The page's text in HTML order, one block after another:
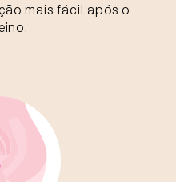
mais fácil após o